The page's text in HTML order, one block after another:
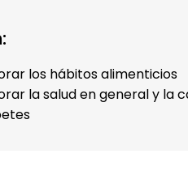
los hábitos alimenticios
la salud en general y la